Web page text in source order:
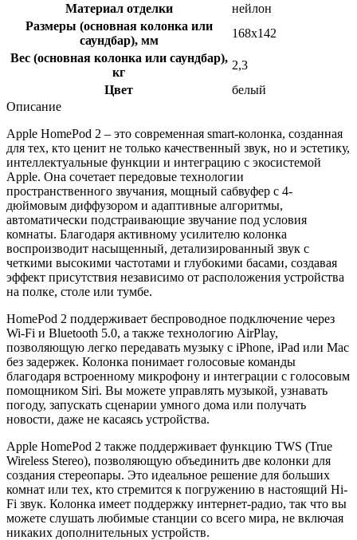
Материал отделки
нейлон
Размеры (основная колонка или
саундбар), мм
168x142
Вес (основная колонка или саундбар),
кг
2,3
Цвет
белый
Описание
Apple HomePod 2 – это современная smart-колонка, созданная
для тех, кто ценит не только качественный звук, но и эстетику,
интеллектуальные функции и интеграцию с экосистемой
Apple. Она сочетает передовые технологии
пространственного звучания, мощный сабвуфер с 4-
дюймовым диффузором и адаптивные алгоритмы,
автоматически подстраивающие звучание под условия
комнаты. Благодаря активному усилителю колонка
воспроизводит насыщенный, детализированный звук с
четкими высокими частотами и глубокими басами, создавая
эффект присутствия независимо от расположения устройства
на полке, столе или тумбе.
HomePod 2 поддерживает беспроводное подключение через
Wi-Fi и Bluetooth 5.0, а также технологию AirPlay,
позволяющую легко передавать музыку с iPhone, iPad или Mac
без задержек. Колонка понимает голосовые команды
благодаря встроенному микрофону и интеграции с голосовым
помощником Siri. Вы можете управлять музыкой, узнавать
погоду, запускать сценарии умного дома или получать
новости, даже не касаясь устройства.
Apple HomePod 2 также поддерживает функцию TWS (True
Wireless Stereo), позволяющую объединить две колонки для
создания стереопары. Это идеальное решение для больших
комнат или тех, кто стремится к погружению в настоящий Hi-
Fi звук. Колонка имеет поддержку интернет-радио, так что вы
можете слушать любимые станции со всего мира, не включая
никаких дополнительных устройств.